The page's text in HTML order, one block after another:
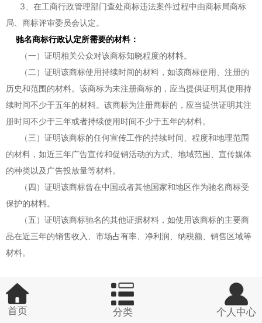
3、在工商行政管理部门查处商标违法案件过程中由商标局商标
局、商标评审委员会认定。
驰名商标行政认定所需要的材料：
（一）证明相关公众对该商标知晓程度的材料。
（二）证明该商标使用持续时间的材料，如该商标使用、注册的
历史和范围的材料。该商标为未注册商标的，应当提供证明其使用持
续时间不少于五年的材料。该商标为注册商标的，应当提供证明其注
册时间不少于三年或者持续使用时间不少于五年的材料。
（三）证明该商标的任何宣传工作的持续时间、程度和地理范围
的材料，如近三年广告宣传和促销活动的方式、地域范围、宣传媒体
的种类以及广告投放量等材料。
（四）证明该商标曾在中国或者其他国家和地区作为驰名商标受
保护的材料。
（五）证明该商标驰名的其他证据材料，如使用该商标的主要商
品在近三年的销售收入、市场占有率、净利润、纳税额、销售区域等
材料。
首页 分类 个人中心